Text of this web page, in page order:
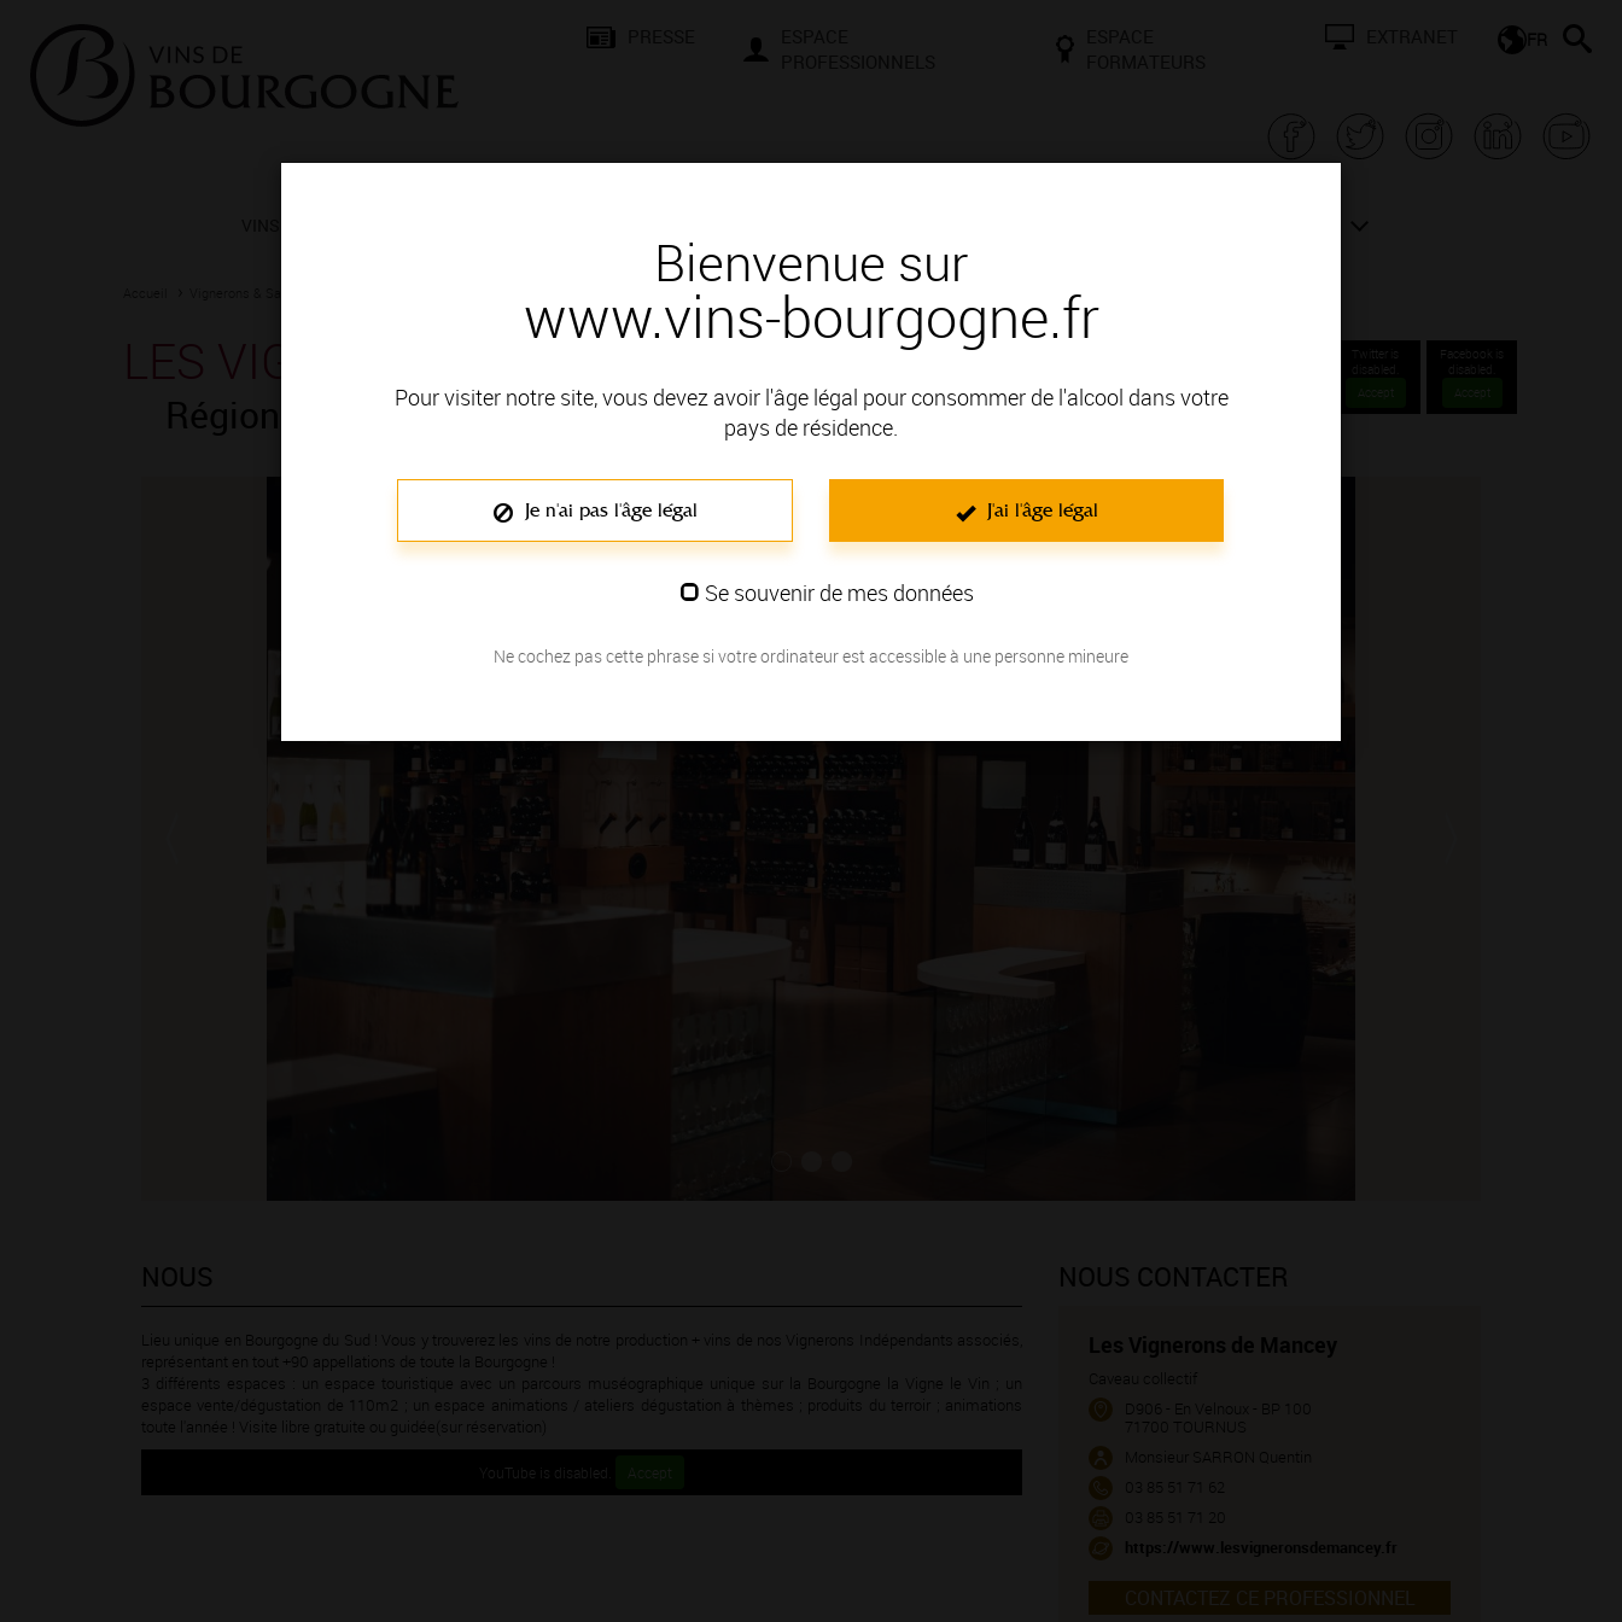
Bienvenue sur
www.vins-bourgogne.fr
Pour visiter notre site, vous devez avoir l'âge légal pour consommer de l'alcool dans votre
pays de résidence.
Je n'ai pas l'âge légal J'ai l'âge légal
Se souvenir de mes données
Ne cochez pas cette phrase si votre ordinateur est accessible à une personne mineure
FR
Des signatures de renom
Twitter is
disabled.
Accept
Facebook is
disabled.
Accept
LES VIGNERONS DE MANCEY
Région de production : MACONNAIS
NOUS
Lieu unique en Bourgogne du Sud ! Vous y trouverez les vins de notre production + vins de nos Vignerons Indépendants associés,
représentant en tout +90 appellations de toute la Bourgogne !
3 différents espaces : un espace touristique avec un parcours muséographique unique sur la Bourgogne la Vigne le Vin ; un
espace vente/dégustation de 110m2 ; un espace animations / ateliers dégustation à thèmes ; produits du terroir ; animations
toute l'année ! Visite libre gratuite ou guidée(sur réservation)
YouTube is disabled. Accept
NOUS CONTACTER
Les Vignerons de Mancey
Caveau collectif
D906 - En Velnoux - BP 100
71700 TOURNUS
Monsieur SARRON Quentin
03 85 51 71 62
03 85 51 71 20
https://www.lesvigneronsdemancey.fr
CONTACTEZ CE PROFESSIONNEL